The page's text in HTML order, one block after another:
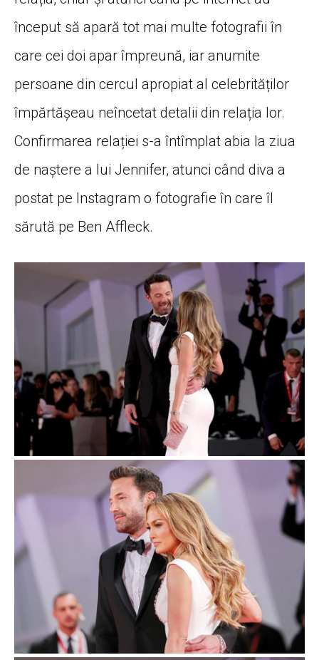
început să apară tot mai multe fotografii în
care cei doi apar împreună, iar anumite
persoane din cercul apropiat al celebrităților
împărtășeau neîncetat detalii din relația lor.
Confirmarea relației s-a întîmplat abia la ziua
de naștere a lui Jennifer, atunci când diva a
postat pe Instagram o fotografie în care îl
sărută pe Ben Affleck.